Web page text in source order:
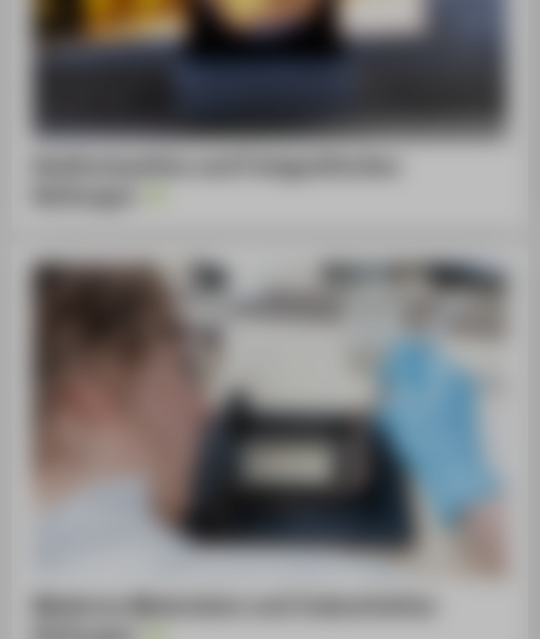
Moderne Materialen und Industrielles